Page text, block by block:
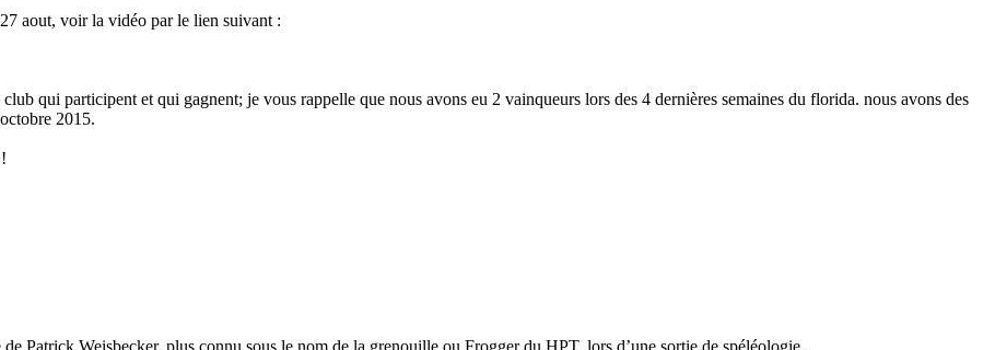
aout, voir la vidéo par le lien suivant :
qui participent et qui gagnent; je vous rappelle que nous avons eu 2 vainqueurs lors des 4 dernières semaines du florida. nous avons des
2015.